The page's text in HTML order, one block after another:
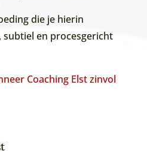
die je hierin
en procesgericht
Coaching Elst zinvol